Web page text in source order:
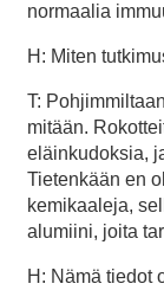
normaalia
H: Miten
T:
mitään.
eläinkudoksia,
Tietenkään en
kemikaaleja,
alumiini, joita
H: Nämä tiedot